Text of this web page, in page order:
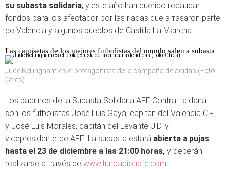
su subasta solidaria, y este año han querido recaudar
fondos para los afectador por las riadas que arrasaron parte
de Valencia y algunos pueblos de Castilla La Mancha.
Las camisetas de los mejores futbolistas del mundo salen a subasta
Jude Bellingham es el protagonista de la campaña de adidas (Foto:
Gtres)
Los padrinos de la Subasta Solidaria AFE Contra La dana
son los futbolistas José Luis Gayà, capitán del Valencia C.F.,
y José Luis Morales, capitán del Levante U.D. y
vicepresidente de AFE. La subasta estará abierta a pujas
hasta el 23 de diciembre a las 21:00 horas, y deberán
realizarse a través de www.fundacionafe.com.